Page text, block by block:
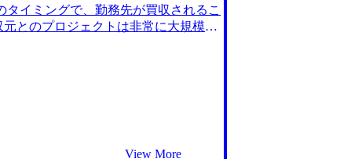
面接を徹底できたことが良かったで
ィードバックを毎度いただけたおか
イミングで、勤務先が買収されるこ
とのプロジェクトは非常に大規模な
View More